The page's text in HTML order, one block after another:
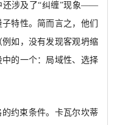
还涉及了“纠缠”现象——
特性。简而言之，他们
如，没有发现客观坍缩
的一个：局域性、选择
约束条件。卡瓦尔坎蒂